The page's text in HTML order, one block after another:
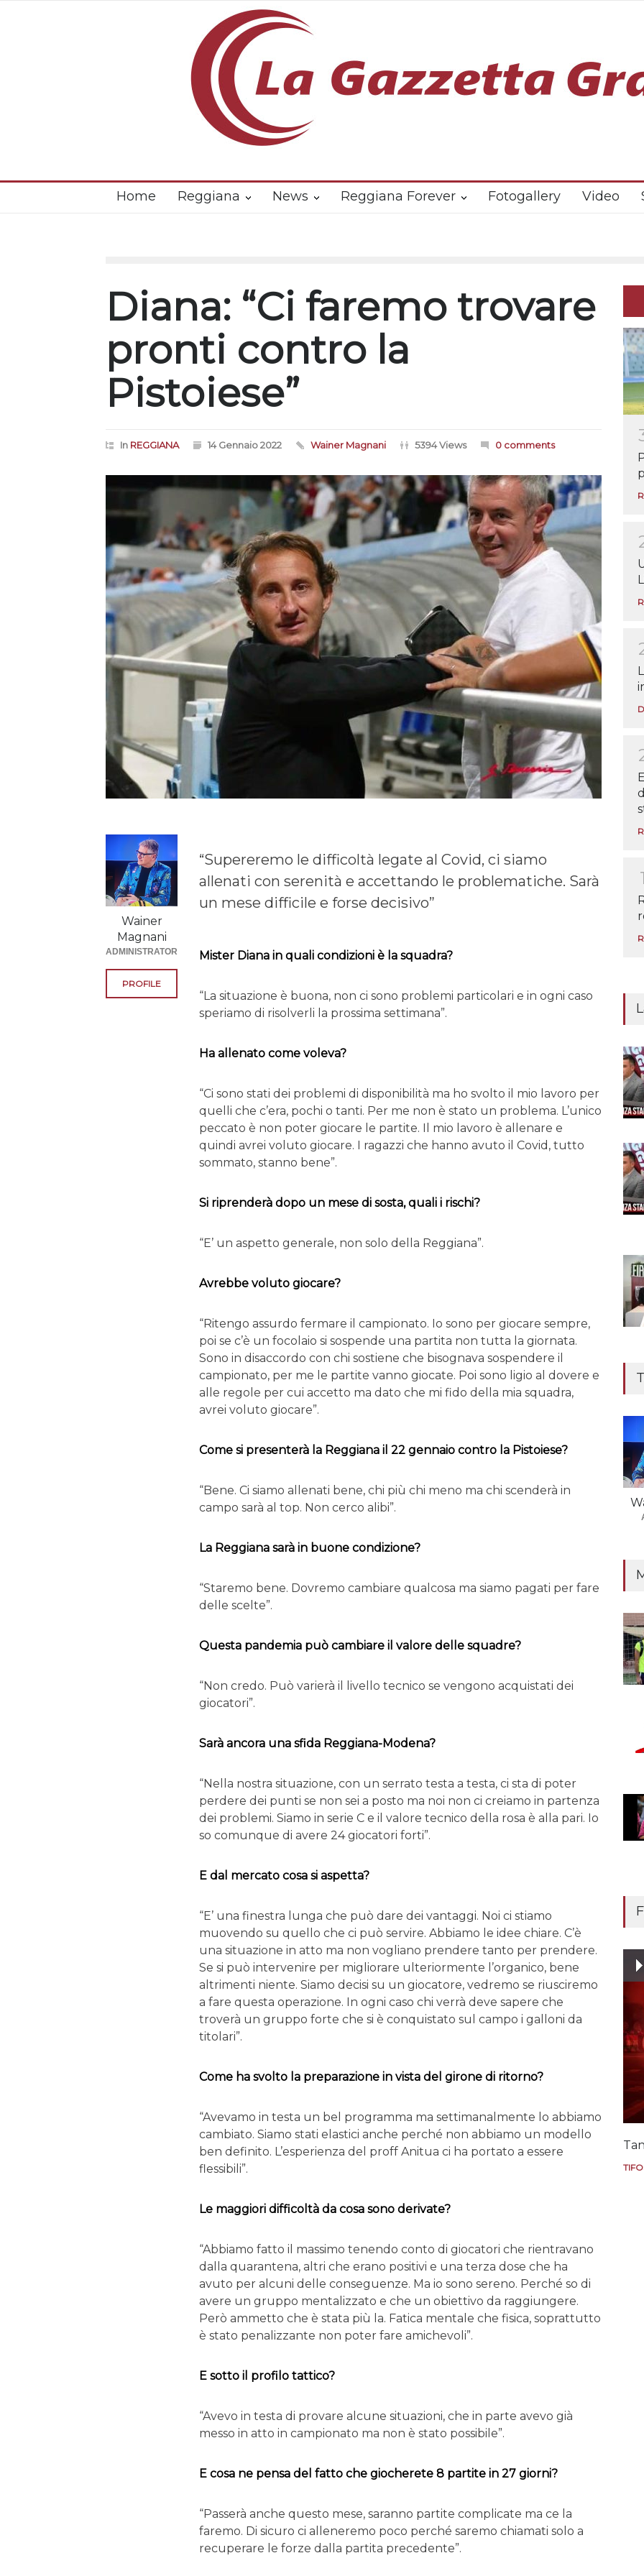
Home Reggiana News Reggiana Forever Fotogallery Video
Diana: “Ci faremo trovare
pronti contro la
Pistoiese”
In REGGIANA 14 Gennaio 2022 Wainer Magnani 5394 Views 0 comments
“Supereremo le difficoltà legate al Covid, ci siamo
allenati con serenità e accettando le problematiche. Sarà
un mese difficile e forse decisivo”
Mister Diana in quali condizioni è la squadra?
“La situazione è buona, non ci sono problemi particolari e in ogni caso
speriamo di risolverli la prossima settimana”.
Ha allenato come voleva?
“Ci sono stati dei problemi di disponibilità ma ho svolto il mio lavoro per
quelli che c’era, pochi o tanti. Per me non è stato un problema. L’unico
peccato è non poter giocare le partite. Il mio lavoro è allenare e
quindi avrei voluto giocare. I ragazzi che hanno avuto il Covid, tutto
sommato, stanno bene”.
Si riprenderà dopo un mese di sosta, quali i rischi?
“E’ un aspetto generale, non solo della Reggiana”.
Avrebbe voluto giocare?
“Ritengo assurdo fermare il campionato. Io sono per giocare sempre,
poi se c’è un focolaio si sospende una partita non tutta la giornata.
Sono in disaccordo con chi sostiene che bisognava sospendere il
campionato, per me le partite vanno giocate. Poi sono ligio al dovere e
alle regole per cui accetto ma dato che mi fido della mia squadra,
avrei voluto giocare”.
Come si presenterà la Reggiana il 22 gennaio contro la Pistoiese?
“Bene. Ci siamo allenati bene, chi più chi meno ma chi scenderà in
campo sarà al top. Non cerco alibi”.
La Reggiana sarà in buone condizione?
“Staremo bene. Dovremo cambiare qualcosa ma siamo pagati per fare
delle scelte”.
Questa pandemia può cambiare il valore delle squadre?
“Non credo. Può varierà il livello tecnico se vengono acquistati dei
giocatori”.
Sarà ancora una sfida Reggiana-Modena?
“Nella nostra situazione, con un serrato testa a testa, ci sta di poter
perdere dei punti se non sei a posto ma noi non ci creiamo in partenza
dei problemi. Siamo in serie C e il valore tecnico della rosa è alla pari. Io
so comunque di avere 24 giocatori forti”.
E dal mercato cosa si aspetta?
“E’ una finestra lunga che può dare dei vantaggi. Noi ci stiamo
muovendo su quello che ci può servire. Abbiamo le idee chiare. C’è
una situazione in atto ma non vogliano prendere tanto per prendere.
Se si può intervenire per migliorare ulteriormente l’organico, bene
altrimenti niente. Siamo decisi su un giocatore, vedremo se riusciremo
a fare questa operazione. In ogni caso chi verrà deve sapere che
troverà un gruppo forte che si è conquistato sul campo i galloni da
titolari”.
Come ha svolto la preparazione in vista del girone di ritorno?
“Avevamo in testa un bel programma ma settimanalmente lo abbiamo
cambiato. Siamo stati elastici anche perché non abbiamo un modello
ben definito. L’esperienza del proff Anitua ci ha portato a essere
flessibili”.
Le maggiori difficoltà da cosa sono derivate?
“Abbiamo fatto il massimo tenendo conto di giocatori che rientravano
dalla quarantena, altri che erano positivi e una terza dose che ha
avuto per alcuni delle conseguenze. Ma io sono sereno. Perché so di
avere un gruppo mentalizzato e che un obiettivo da raggiungere.
Però ammetto che è stata più la. Fatica mentale che fisica, soprattutto
è stato penalizzante non poter fare amichevoli”.
E sotto il profilo tattico?
“Avevo in testa di provare alcune situazioni, che in parte avevo già
messo in atto in campionato ma non è stato possibile”.
E cosa ne pensa del fatto che giocherete 8 partite in 27 giorni?
“Passerà anche questo mese, saranno partite complicate ma ce la
faremo. Di sicuro ci alleneremo poco perché saremo chiamati solo a
recuperare le forze dalla partita precedente”.
Wainer
Magnani
ADMINISTRATOR
PROFILE
1